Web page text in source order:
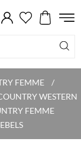
FEMME
WESTERN
FEMME